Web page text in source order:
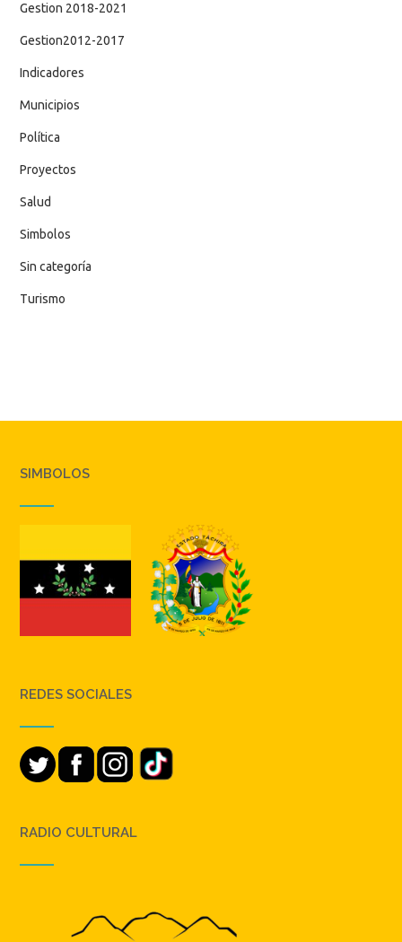
Gestion 2018-2021
Gestion2012-2017
Indicadores
Municipios
Política
Proyectos
Salud
Simbolos
Sin categoría
Turismo
SIMBOLOS
REDES SOCIALES
RADIO CULTURAL